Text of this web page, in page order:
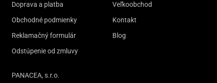
Doprava a platba
Obchodné podmienky
Reklamačný formulár
Odstúpenie od zmluvy
Veľkoobchod
Kontakt
Blog
PANACEA, s.r.o.